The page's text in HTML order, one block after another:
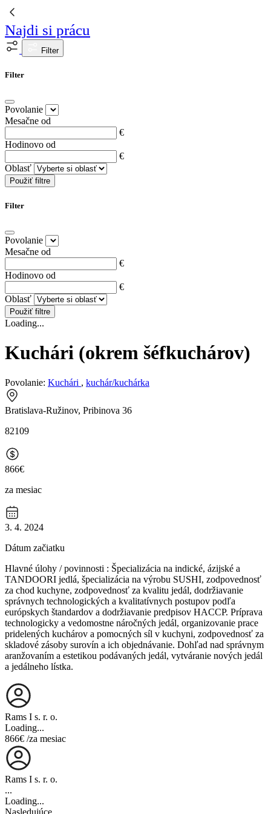
Najdi si prácu
Filter
Filter
Povolanie
Mesačne od
€
Hodinovo od
€
Oblasť
Použiť filtre
Filter
Povolanie
Mesačne od
€
Hodinovo od
€
Oblasť
Použiť filtre
Loading...
Kuchári (okrem šéfkuchárov)
Povolanie: Kuchári , kuchár/kuchárka
Bratislava-Ružinov, Pribinova 36
82109
866€
za mesiac
3. 4. 2024
Dátum začiatku
Hlavné úlohy / povinnosti : Špecializácia na indické, ázijské a
TANDOORI jedlá, špecializácia na výrobu SUSHI, zodpovednosť
za chod kuchyne, zodpovednosť za kvalitu jedál, dodržiavanie
správnych technologických a kvalitatívnych postupov podľa
európskych štandardov a dodržiavanie predpisov HACCP. Príprava
technologicky a vedomostne náročných jedál, organizovanie prace
pridelených kuchárov a pomocných síl v kuchyni, zodpovednosť za
skladové zásoby surovín a ich objednávanie. Dohľad nad správnym
aranžovaním a estetikou podávaných jedál, vytváranie nových jedál
a jedálneho lístka.
Rams I s. r. o.
Loading...
866€ /za mesiac
Rams I s. r. o.
...
Loading...
Nasledujúce